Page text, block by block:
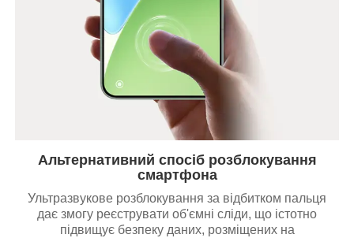
Альтернативний спосіб розблокування
смартфона
Ультразвукове розблокування за відбитком пальця
дає змогу реєструвати об'ємні сліди, що істотно
підвищує безпеку даних, розміщених на